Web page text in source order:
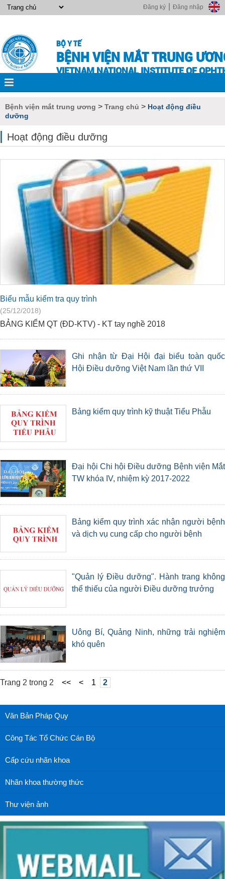
Đăng nhập
Đăng ký
BỘ Y TẾ
BỆNH VIỆN MẮT TRUNG
VIETNAM NATIONAL INSTITUTE OF
Bệnh viện mắt trung ương > Trang chủ > Hoạt động điều
dưỡng
Hoạt động điều dưỡng
Biểu mẫu kiểm tra quy trình
(25/12/2018)
BẢNG KIỂM QT (ĐD-KTV) - KT tay nghề 2018
Ghi nhận từ Đại Hội đại biểu toàn quốc
Hội Điều dưỡng Việt Nam lần thứ VII
Bảng kiểm quy trình kỹ thuật Tiểu Phẫu
Đại hội Chi hội Điều dưỡng Bệnh viện Mắt
TW khóa IV, nhiệm kỳ 2017-2022
Bảng kiểm quy trình xác nhận người bệnh
và dịch vụ cung cấp cho người bệnh
"Quản lý Điều dưỡng". Hành trang không
thể thiếu của người Điều dưỡng trưởng
Uông Bí, Quảng Ninh, những trải nghiệm
khó quên
Trang 2 trong 2 << < 1 2
Văn Bản Pháp Quy
Công Tác Tổ Chức Cán Bộ
Cấp cứu nhãn khoa
Nhãn khoa thường thức
Thư viện ảnh